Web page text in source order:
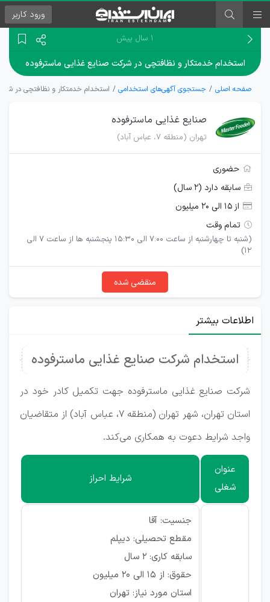
ورود کاربر
۱ سال پیش
استخدام خدمتکار و نظافتچی در شرکت صنایع غذایی ماسترفوده
صفحه اصلی جستجوی آگهی‌های استخدامی استخدام خدمتکار و نظافتچی در
صنایع غذایی ماسترفوده
تهران (منطقه ۷، عباس آباد)
حضوری
سابقه دارد (۲ سال)
از ۱۵ الی ۲۰ میلیون
تمام وقت
(شنبه تا چهارشنبه از ساعت 7:00 الی 15:30 پنجشنبه ها از ساعت 7 الی
12)
منقضی شده
اطلاعات بیشتر
استخدام شرکت صنایع غذایی ماسترفوده
شرکت صنایع غذایی ماسترفوده جهت تکمیل کادر خود در
استان تهران، شهر تهران (منطقه ۷، عباس آباد) از متقاضیان
واجد شرایط دعوت به همکاری می‌کند.
عنوان
شغلی
شرایط احراز
جنسیت: آقا
مقطع تحصیلی: دیپلم
سابقه کاری: ۲ سال
حقوق: از ۱۵ الی ۲۰ میلیون
استان مورد نیاز: تهران